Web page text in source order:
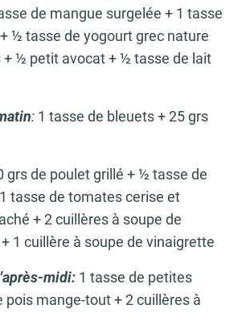
de mangue surgelée + 1 tasse
½ tasse de yogourt grec nature
+ ½ petit avocat + ½ tasse de lait
: 1 tasse de bleuets + 25 grs
grs de poulet grillé + ½ tasse de
tasse de tomates cerise et
+ 2 cuillères à soupe de
1 cuillère à soupe de vinaigrette
midi: 1 tasse de petites
pois mange-tout + 2 cuillères à